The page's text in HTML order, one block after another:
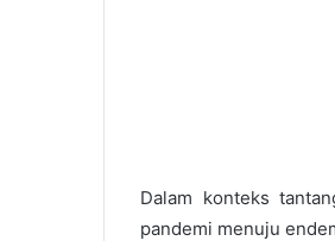
Dalam konteks
pandemi menuju